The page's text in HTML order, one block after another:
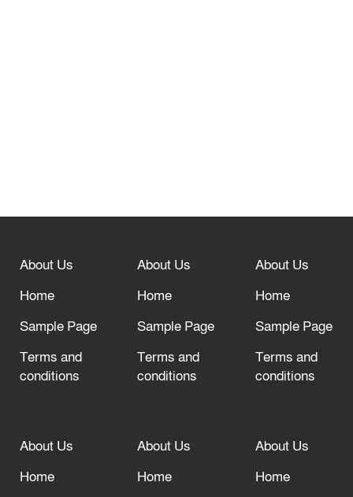
“অসহযোগ” আন্দোলনের হুমকি
দরজা খোলা রেখেছেন
About Us
Home
Sample Page
Terms and
conditions
About Us
Home
Sample Page
Terms and
conditions
About Us
Home
Sample Page
Terms and
conditions
About Us
Home
About Us
Home
About Us
Home